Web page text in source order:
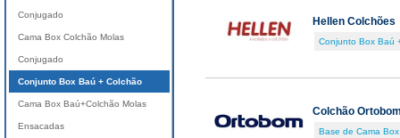
Hellen Colchões
Conjunto Box Baú
Colchão
Base de Cama Box
Conjugado
Cama Box Colchão Molas
Conjugado
Conjunto Box Baú + Colchão
Cama Box Baú+Colchão Molas
Ensacadas